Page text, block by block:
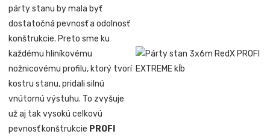
párty stanu by mala byť
dostatočná pevnosť a odolnosť
konštrukcie. Preto sme ku
každému hliníkovému
nožnicovému profilu, ktorý tvorí
kostru stanu, pridali silnú
vnútornú výstuhu. To zvyšuje
už aj tak vysokú celkovú
pevnosť konštrukcie PROFI